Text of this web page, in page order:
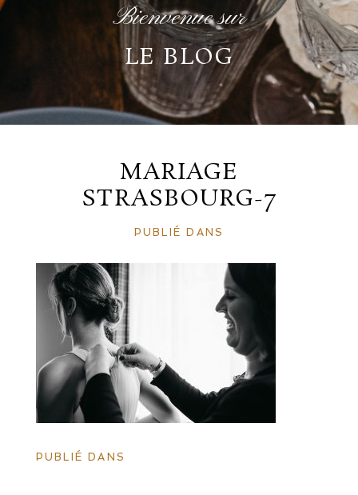
Bienvenue sur
LE BLOG
MARIAGE
STRASBOURG-7
PUBLIÉ DANS
PUBLIÉ DANS